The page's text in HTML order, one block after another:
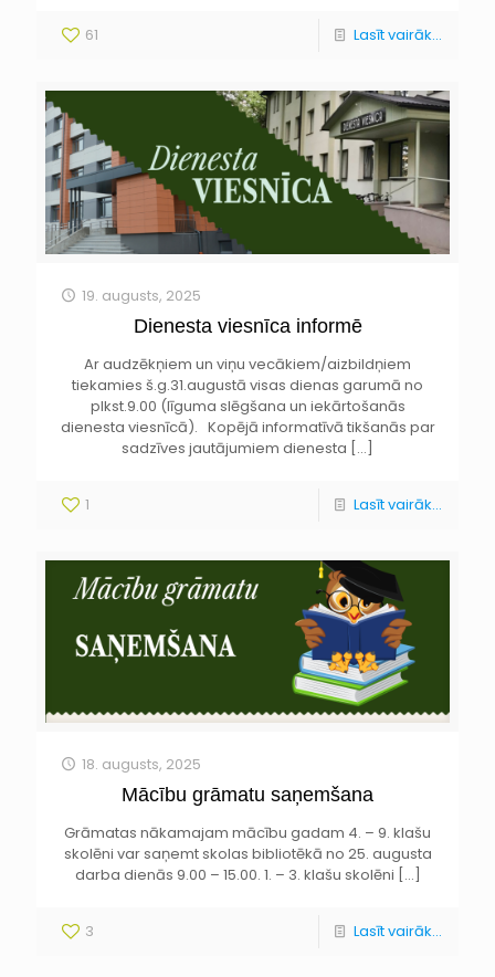
61 Lasīt vairāk...
19. augusts, 2025
Dienesta viesnīca informē
Ar audzēkņiem un viņu vecākiem/aizbildņiem
tiekamies š.g.31.augustā visas dienas garumā no
plkst.9.00 (līguma slēgšana un iekārtošanās
dienesta viesnīcā). Kopējā informatīvā tikšanās par
sadzīves jautājumiem dienesta […]
1 Lasīt vairāk...
18. augusts, 2025
Mācību grāmatu saņemšana
Grāmatas nākamajam mācību gadam 4. – 9. klašu
skolēni var saņemt skolas bibliotēkā no 25. augusta
darba dienās 9.00 – 15.00. 1. – 3. klašu skolēni […]
3 Lasīt vairāk...